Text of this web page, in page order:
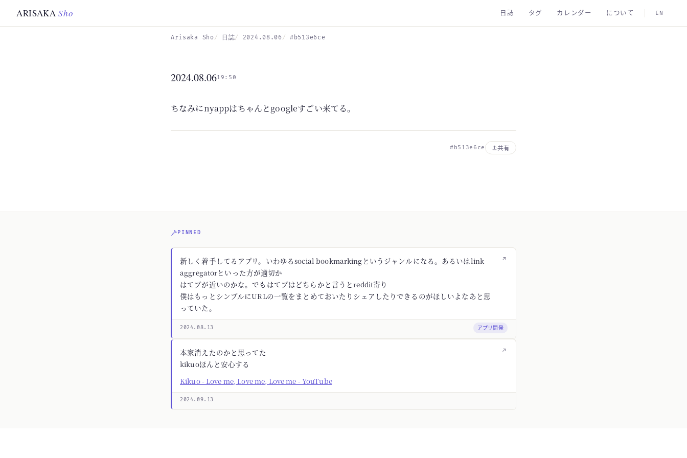
ARISAKASho 日誌 タグ カレンダー について EN
Arisaka Sho 日誌 2024.08.06 #b513e6ce
2024.08.0619:50
ちなみにnyappはちゃんとgoogleすごい来てる。
#b513e6ce 共有
PINNED
↗
新しく着手してるアプリ。いわゆるsocial bookmarkingというジャンルになる。あるいはlink
aggregatorといった方が適切か
はてブが近いのかな。でもはてブはどちらかと言うとreddit寄り
僕はもっとシンプルにURLの一覧をまとめておいたりシェアしたりできるのがほしいよなあと思
っていた。
2024.08.13 アプリ開発
↗
本家消えたのかと思ってた
kikuoほんと安心する
Kikuo - Love me, Love me, Love me - YouTube
2024.09.13